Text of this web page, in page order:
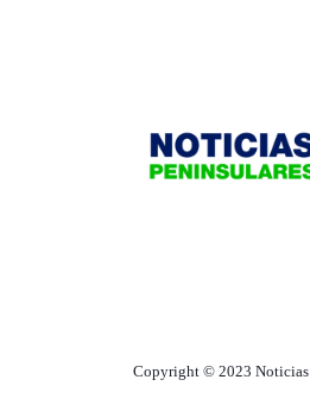
Copyright © 2023 Noticias